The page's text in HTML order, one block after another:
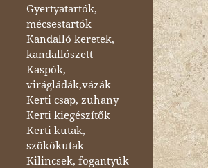
Gyertyatartók,
mécsestartók
Kandalló keretek,
kandallószett
Kaspók,
virágládák,vázák
Kerti csap, zuhany
Kerti kiegészítők
Kerti kutak,
szökőkutak
Kilincsek, fogantyúk